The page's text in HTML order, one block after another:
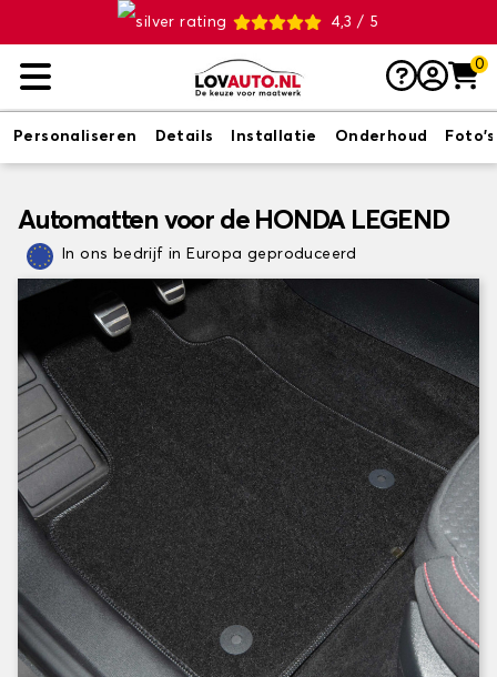
4,3 / 5
0
Personaliseren Details Installatie Onderhoud Foto's
Automatten voor de HONDA LEGEND
In ons bedrijf in Europa geproduceerd